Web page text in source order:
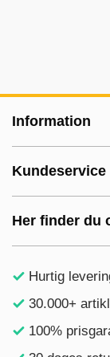
Information
Kundeservice
Her finder du
Hurtig
30.000+
100%